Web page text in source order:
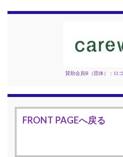
賛助会員B（団体）：ロ
FRONT PAGEへ戻る